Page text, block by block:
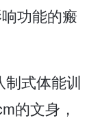
功能的瘢
式体能训
的文身，